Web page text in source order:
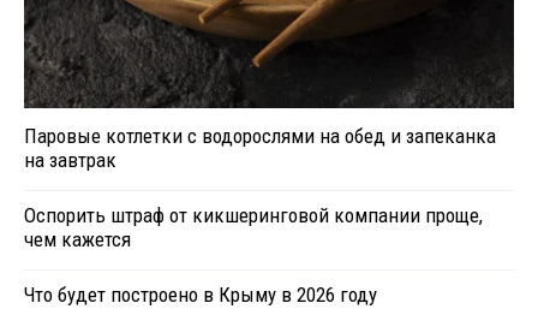
Паровые котлетки с водорослями на обед и запеканка
на завтрак
Оспорить штраф от кикшеринговой компании проще,
чем кажется
Что будет построено в Крыму в 2026 году